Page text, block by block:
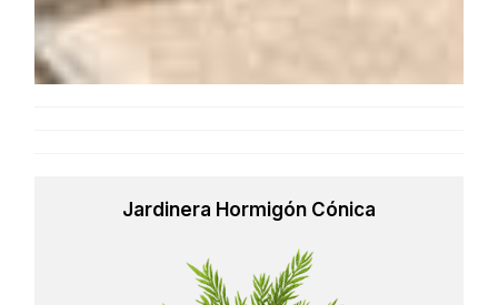
Jardinera Hormigón Cónica
Learn
more